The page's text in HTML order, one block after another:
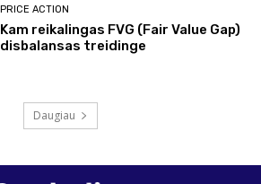
PRICE ACTION
Kam reikalingas FVG (Fair Value Gap)
disbalansas treidinge
Daugiau